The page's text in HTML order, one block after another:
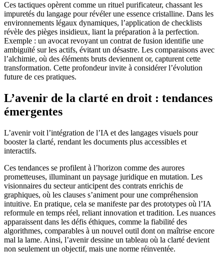
Ces tactiques opèrent comme un rituel purificateur, chassant les
impuretés du langage pour révéler une essence cristalline. Dans les
environnements légaux dynamiques, l’application de checklists
révèle des pièges insidieux, liant la préparation à la perfection.
Exemple : un avocat revoyant un contrat de fusion identifie une
ambiguïté sur les actifs, évitant un désastre. Les comparaisons avec
l’alchimie, où des éléments bruts deviennent or, capturent cette
transformation. Cette profondeur invite à considérer l’évolution
future de ces pratiques.
L’avenir de la clarté en droit : tendances
émergentes
L’avenir voit l’intégration de l’IA et des langages visuels pour
booster la clarté, rendant les documents plus accessibles et
interactifs.
Ces tendances se profilent à l’horizon comme des aurores
prometteuses, illuminant un paysage juridique en mutation. Les
visionnaires du secteur anticipent des contrats enrichis de
graphiques, où les clauses s’animent pour une compréhension
intuitive. En pratique, cela se manifeste par des prototypes où l’IA
reformule en temps réel, reliant innovation et tradition. Les nuances
apparaissent dans les défis éthiques, comme la fiabilité des
algorithmes, comparables à un nouvel outil dont on maîtrise encore
mal la lame. Ainsi, l’avenir dessine un tableau où la clarté devient
non seulement un objectif, mais une norme réinventée.